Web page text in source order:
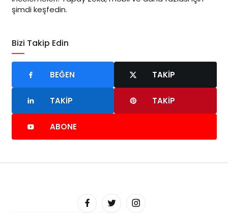
şimdi keşfedin.
Bizi Takip Edin
BEĞEN TAKIP
TAKIP TAKIP
ABONE